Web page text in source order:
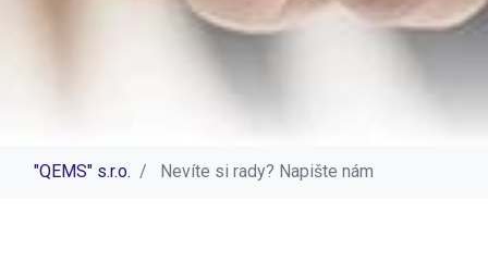
"QEMS" s.r.o. Nevíte si rady? Napište nám